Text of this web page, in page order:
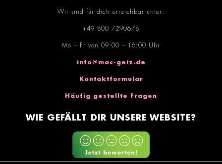
Wir sind für dich erreichbar unter:
+49 800 7290678
Mo – Fr von 09:00 – 16:00 Uhr
info@mac-geiz.de
Kontaktformular
Häufig gestellte Fragen
WIE GEFÄLLT DIR UNSERE WEBSITE?